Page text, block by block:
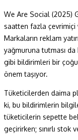
We Are Social (2025)
saatten fazla çevrimiçi
Markaların reklam
yağmuruna tutması da
gibi bildirimleri bir
önem taşıyor.
Tüketicilerden daima
ki, bu bildirimlerin
tüketicilerin sepette
geçirirken; sınırlı stok